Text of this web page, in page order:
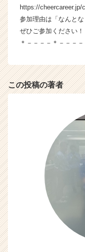
h
e
e
r
https://cheercareer.jp/
参加理由は「なんと
ぜひご参加ください！
＊－－－－＊－－－
この投稿の著者